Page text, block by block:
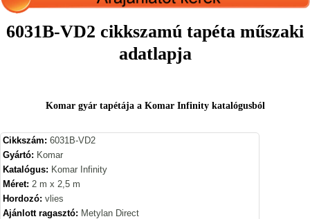
6031B-VD2 cikkszamú tapéta műszaki
adatlapja
Komar gyár tapétája a Komar Infinity katalógusból
Cikkszám: 6031B-VD2
Gyártó: Komar
Katalógus: Komar Infinity
Méret: 2 m x 2,5 m
Hordozó: vlies
Ajánlott ragasztó: Metylan Direct